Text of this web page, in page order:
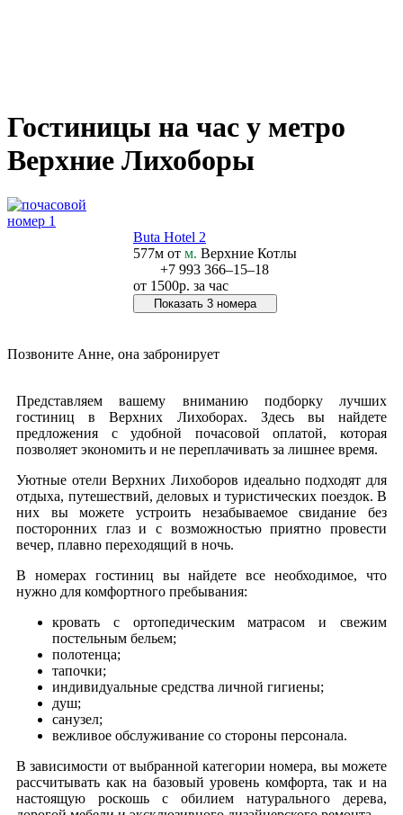
Гостиницы на час у метро
Верхние Лихоборы
Buta Hotel 2
577м от м. Верхние Котлы
+7 993 366‒15‒18
от 1500р. за час
Показать 3 номера
Позвоните Анне, она забронирует
Представляем вашему вниманию подборку лучших
гостиниц в Верхних Лихоборах. Здесь вы найдете
предложения с удобной почасовой оплатой, которая
позволяет экономить и не переплачивать за лишнее время.
Уютные отели Верхних Лихоборов идеально подходят для
отдыха, путешествий, деловых и туристических поездок. В
них вы можете устроить незабываемое свидание без
посторонних глаз и с возможностью приятно провести
вечер, плавно переходящий в ночь.
В номерах гостиниц вы найдете все необходимое, что
нужно для комфортного пребывания:
кровать с ортопедическим матрасом и свежим
постельным бельем;
полотенца;
тапочки;
индивидуальные средства личной гигиены;
душ;
санузел;
вежливое обслуживание со стороны персонала.
В зависимости от выбранной категории номера, вы можете
рассчитывать как на базовый уровень комфорта, так и на
настоящую роскошь с обилием натурального дерева,